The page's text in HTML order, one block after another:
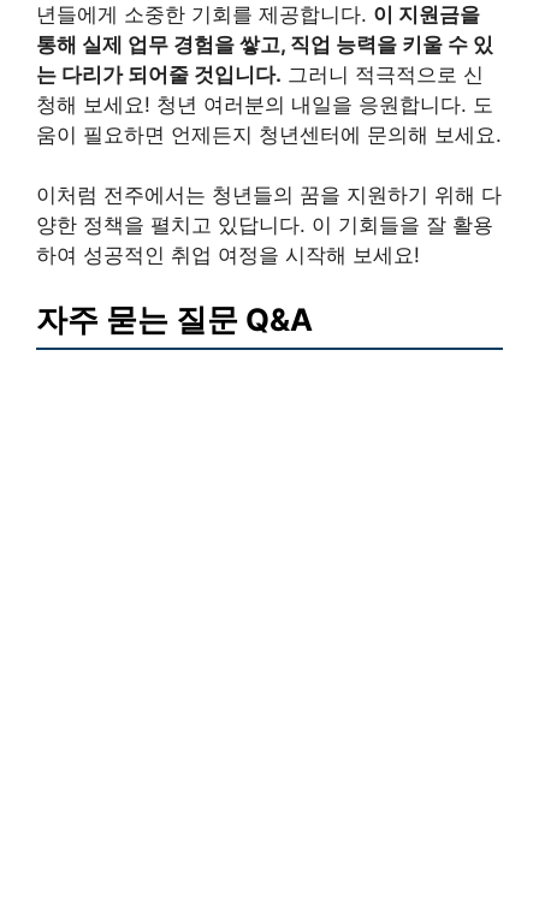
년들에게 소중한 기회를 제공합니다. 이 지원금을
통해 실제 업무 경험을 쌓고, 직업 능력을 키울 수 있
는 다리가 되어줄 것입니다. 그러니 적극적으로 신
청해 보세요! 청년 여러분의 내일을 응원합니다. 도
움이 필요하면 언제든지 청년센터에 문의해 보세요.
이처럼 전주에서는 청년들의 꿈을 지원하기 위해 다
양한 정책을 펼치고 있답니다. 이 기회들을 잘 활용
하여 성공적인 취업 여정을 시작해 보세요!
자주 묻는 질문 Q&A